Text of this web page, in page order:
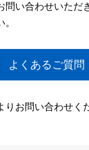
い合わせいただ
よくあるご質問
りお問い合わせく